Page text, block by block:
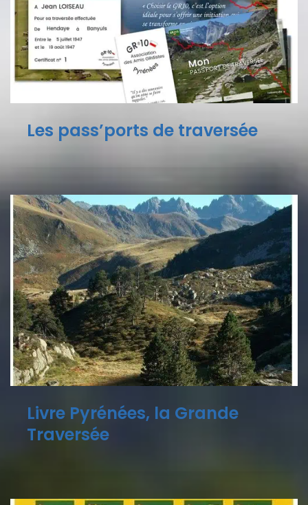
Les pass’ports de traversée
Livre Pyrénées, la Grande
Traversée